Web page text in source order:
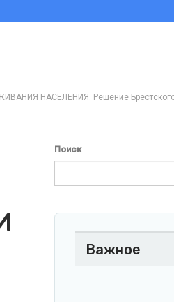
НАСЕЛЕНИЯ. Решение Брестского
Поиск
Важное